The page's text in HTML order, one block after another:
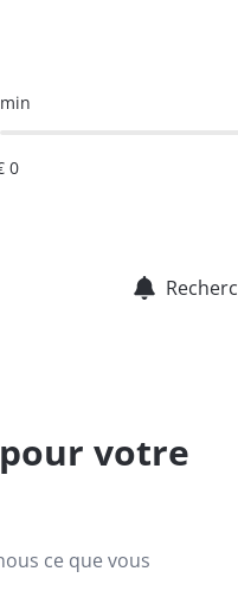
min
votre
ce que vous